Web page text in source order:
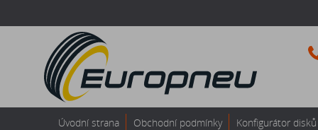
Úvodní strana Obchodní podmínky Konfigurátor disků